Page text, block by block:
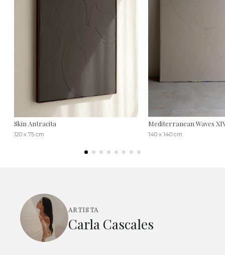
Skin Antracita
120 x 75 cm
Mediterranean Waves
140 x 140 cm
ARTISTA
Carla Cascales